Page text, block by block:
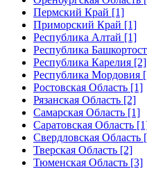
Пермский Край [1]
Приморский Край [1]
Республика Алтай [1]
Республика
Республика Карелия [2]
Республика Мордовия
Ростовская Область [1]
Рязанская Область [2]
Самарская Область [1]
Саратовская Область
Свердловская Область
Тверская Область [2]
Тюменская Область [3]